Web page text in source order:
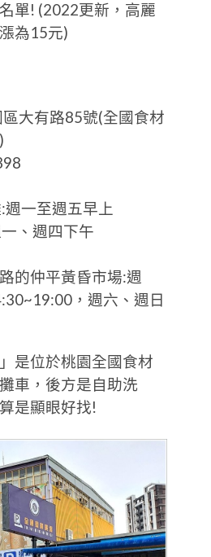
單! (2022更新，高麗
為15元)
大有路85號(全國食材
一至週五早上
、週四下午
的仲平黃昏市場:週
，週六、週日
是位於桃園全國食材
車，後方是自助洗
是顯眼好找!